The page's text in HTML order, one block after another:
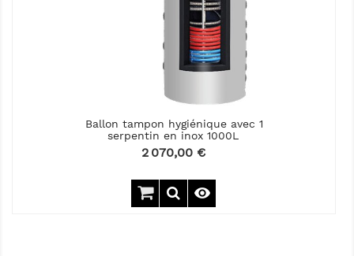
Ballon tampon hygiénique avec 1
serpentin en inox 1000L
Prix
2 070,00 €
